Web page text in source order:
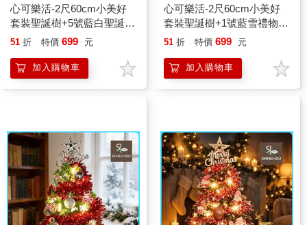
心可樂活-2尺60cm小美好
套裝聖誕樹+5號藍白聖誕老
公公彩繪木片飾品組+LED
51 折 特價 699 元
加入購物車
心可樂活-2尺60cm小美好
套裝聖誕樹+1號藍雪禮物夢
彩繪木片飾品組+LED暖白
51 折 特價 699 元
加入購物車